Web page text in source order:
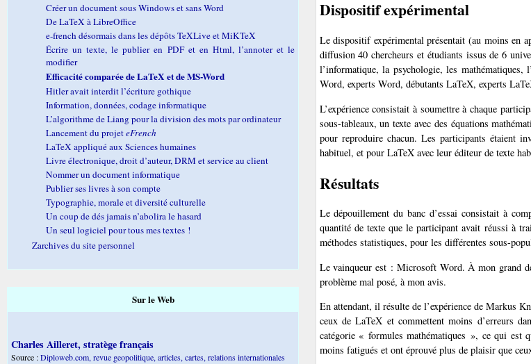
Dispositif expérimental
Le dispositif expérimental présentait (au moins en
diffusion 40 chercheurs et étudiants issus de 6
l’informatique, la psychologie, les
Word, experts Word, débutants LaTeX, experts
L’expérience consistait à soumettre à chaque
sous-tableaux, un texte avec des équations
pour reproduire chacun. Les participants étaient
habituel, et pour LaTeX avec leur éditeur de texte
Résultats
Le dépouillement du banc d’essai consistait à
quantité de texte que le participant avait réussi à
méthodes statistiques, pour les différentes sous-
Le vainqueur est : Microsoft Word. À mon grand
problème mal posé, à mon avis.
En attendant, il résulte de l’expérience de Markus
ceux de LaTeX et commettent moins d’erreurs
catégorie « formules mathématiques », ce qui est
moins fatigués et ont éprouvé plus de plaisir que
Créer un document sous Windows et sans Word
De LaTeX à LibreOffice
e-french désormais dans les dépôts TeXLive et MiKTeX
Écrire un texte, le publier en PDF et en Html, l’annoter et le
modifier
Efficacité comparée de LaTeX et de MS-Word
Hitler avait interdit l’écriture gothique
Information, données, codage informatique
L’algorithme de Liang pour la division des mots par ordinateur
Lancement du projeteFrench
LaTeX appliqué aux Sciences humaines
Livre électronique, droit d’auteur, DRM et service au client
Nommer un document informatique
Publier ses livres à son compte
Typographie, morale et diversité culturelle
Un coup de dés jamais n’abolira le hasard
Un seul logiciel pour tous mes textes !
Zarchives du site personnel
Sur le Web
Charles Ailleret, stratège français
Source :Diploweb.com, revue geopolitique, articles, cartes, relations internationales